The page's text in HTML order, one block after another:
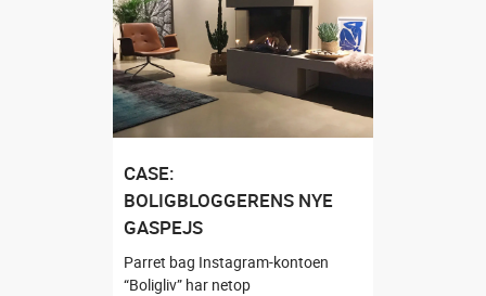
CASE:
BOLIGBLOGGERENS NYE
GASPEJS
Parret bag Instagram-kontoen
“Boligliv” har netop